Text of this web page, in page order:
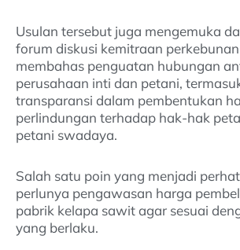
Usulan tersebut juga mengemuka
forum diskusi kemitraan
membahas penguatan hubungan
perusahaan inti dan petani,
transparansi dalam pembentukan
perlindungan terhadap hak-hak
petani swadaya.
Salah satu poin yang menjadi
perlunya pengawasan harga
pabrik kelapa sawit agar sesuai
yang berlaku.